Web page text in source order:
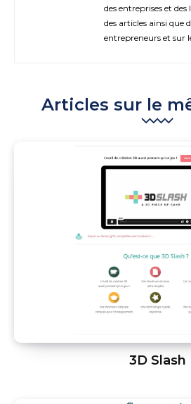
des entreprises et des
des articles ainsi que
entrepreneurs et sur
Articles sur le
3D Slash